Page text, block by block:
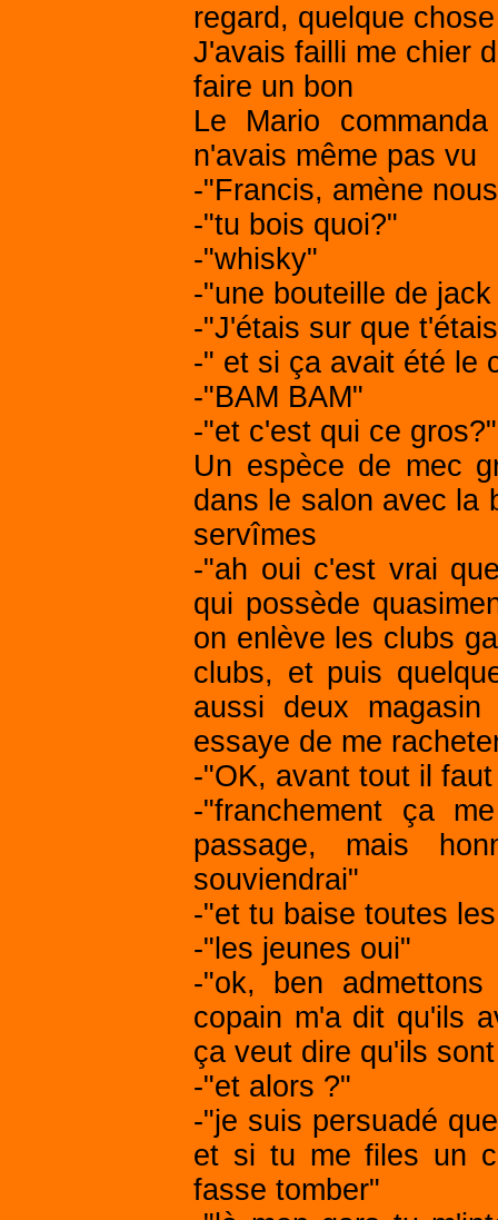
regard, quelque
J'avais failli me chier
faire un bon
Le Mario
n'avais même pas vu
-"Francis, amène
-"tu bois quoi?"
-"whisky"
-"une bouteille de
-"J'étais sur que
-" et si ça avait été le
-"BAM BAM"
-"et c'est qui ce gros?"
Un espèce de mec
dans le salon avec la
servîmes
-"ah oui c'est vrai
qui possède
on enlève les clubs
clubs, et puis
aussi deux
essaye de me
-"OK, avant tout il
-"franchement ça
passage, mais
souviendrai"
-"et tu baise toutes
-"les jeunes oui"
-"ok, ben
copain m'a dit qu'ils
ça veut dire qu'ils
-"et alors ?"
-"je suis persuadé
et si tu me files un
fasse tomber"